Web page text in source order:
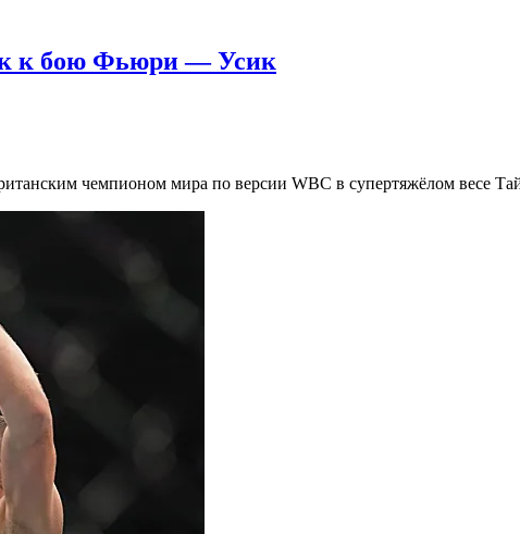
к бою Фьюри — Усик
чемпионом мира по версии WBC в супертяжёлом